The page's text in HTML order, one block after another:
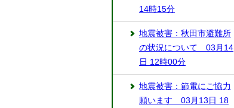
14時15分
地震被害：秋田市避難所
の状況について 03月14
日 12時00分
地震被害：節電にご協力
願います 03月13日 18